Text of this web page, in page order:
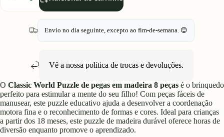
quantidade
Envio no dia seguinte, excepto ao fim-de-semana. 😊
Vê a nossa política de trocas e devoluções.
O Classic World Puzzle de pegas em madeira 8 peças é o brinquedo
perfeito para estimular a mente do seu filho! Com peças fáceis de
manusear, este puzzle educativo ajuda a desenvolver a coordenação
motora fina e o reconhecimento de formas e cores. Ideal para crianças
a partir dos 18 meses, este puzzle de madeira durável oferece horas de
diversão enquanto promove o aprendizado.